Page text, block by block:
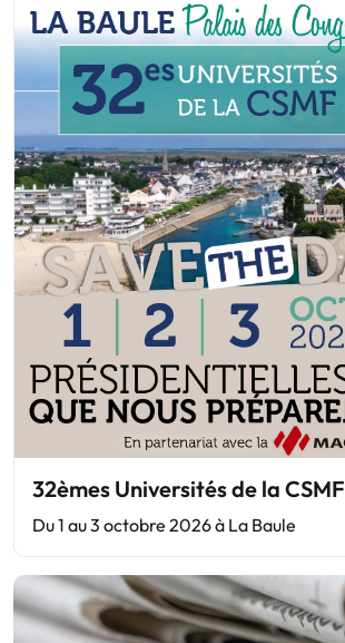
32èmes Universités de la CSMF
Du 1 au 3 octobre 2026 à La Baule